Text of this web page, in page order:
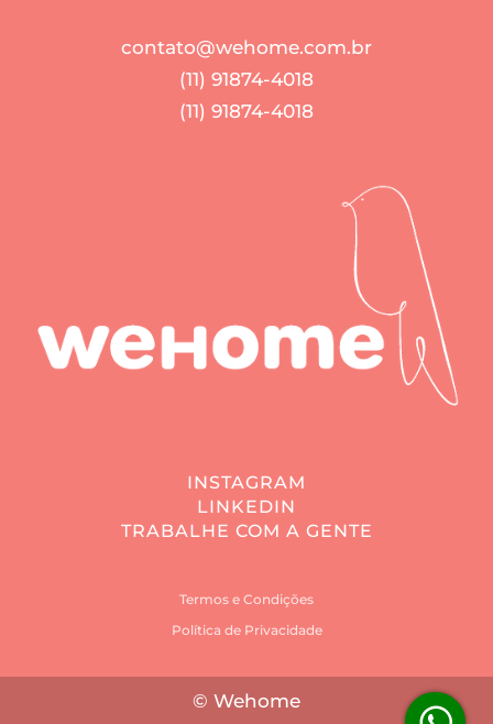
contato@wehome.com.br
(11) 91874-4018
(11) 91874-4018
Termos e Condições
Política de Privacidade
INSTAGRAM
LINKEDIN
TRABALHE COM A GENTE
© Wehome